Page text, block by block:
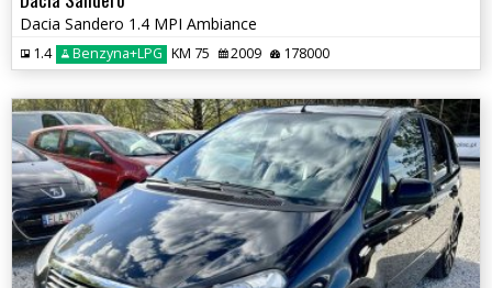
Dacia Sandero 1.4 MPI Ambiance
1.4 Benzyna+LPG KM 75 2009 178000